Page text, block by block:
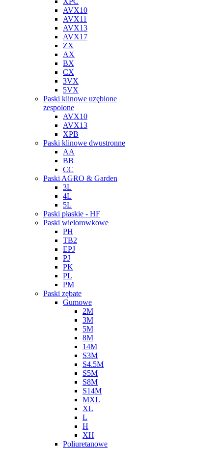
AVX10
AVX11
AVX13
AVX17
ZX
AX
BX
CX
3VX
5VX
Paski klinowe uzębione
zespolone
AVX10
AVX13
XPB
Paski klinowe dwustronne
AA
BB
CC
Paski AGRO & Garden
3L
4L
5L
Paski płaskie - HF
Paski wielorowkowe
PH
TB2
EPJ
PJ
PK
PL
PM
Paski zębate
Gumowe
2M
3M
5M
8M
14M
S3M
S4.5M
S5M
S8M
S14M
MXL
XL
L
H
XH
Poliuretanowe